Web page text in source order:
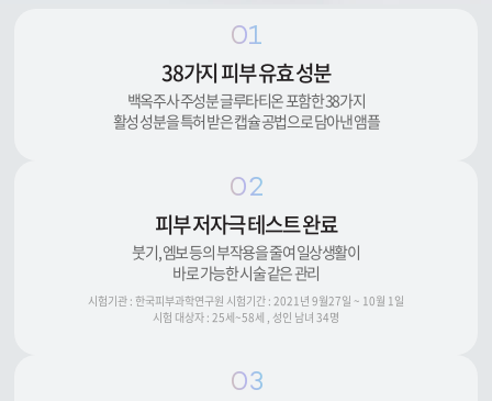
01
38가지 피부 유효 성분
백옥주사 주성분 글루타티온 포함한 38가지
활성 성분을 특허 받은 캡슐 공법으로 담아낸 앰플
02
피부 저자극 테스트 완료
붓기, 엠보 등의 부작용을 줄여 일상생활이
바로 가능한 시술 같은 관리
시험기관 : 한국피부과학연구원 시험기간 : 2021년 9월27일 ~ 10월 1일
시험 대상자 : 25세~58세 , 성인 남녀 34명
03